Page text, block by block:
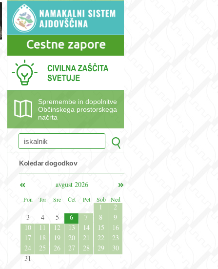
Spremembe in dopolnitve
Občinskega prostorskega
načrta
Koledar dogodkov
avgust 2026
Pon
Tor Sre Čet Pet Sob Ned
1
2
3
4 5 6 7 8
9
10
11 12 13 14 15
16
17
18 19 20 21 22
23
24
25 26 27 28 29
30
31